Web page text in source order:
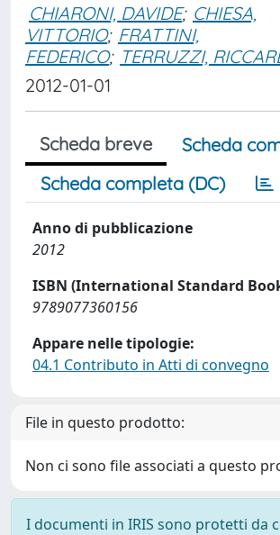
CHIARONI, DAVIDE; CHIESA,
VITTORIO; FRATTINI,
FEDERICO; TERRUZZI,
2012-01-01
Scheda breve
Scheda
Scheda completa (DC)
Anno di pubblicazione
2012
ISBN (International Standard
9789077360156
Appare nelle tipologie:
04.1 Contributo in Atti di convegno
File in questo prodotto:
Non ci sono file associati a questo
I documenti in IRIS sono protetti da